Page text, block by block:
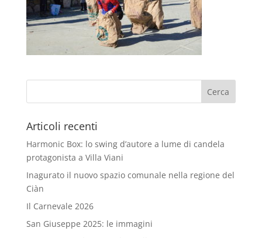
Articoli recenti
Harmonic Box: lo swing d’autore a lume di candela
protagonista a Villa Viani
Inagurato il nuovo spazio comunale nella regione del
Ciàn
Il Carnevale 2026
San Giuseppe 2025: le immagini